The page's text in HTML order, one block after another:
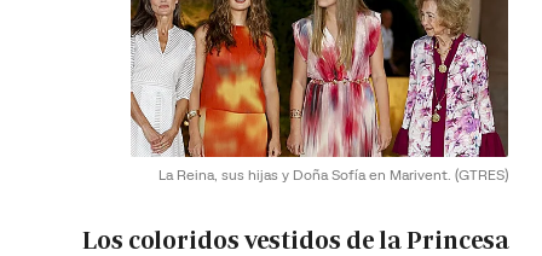
La Reina, sus hijas y Doña Sofía en Marivent. (GTRES)
Los coloridos vestidos de la Princesa